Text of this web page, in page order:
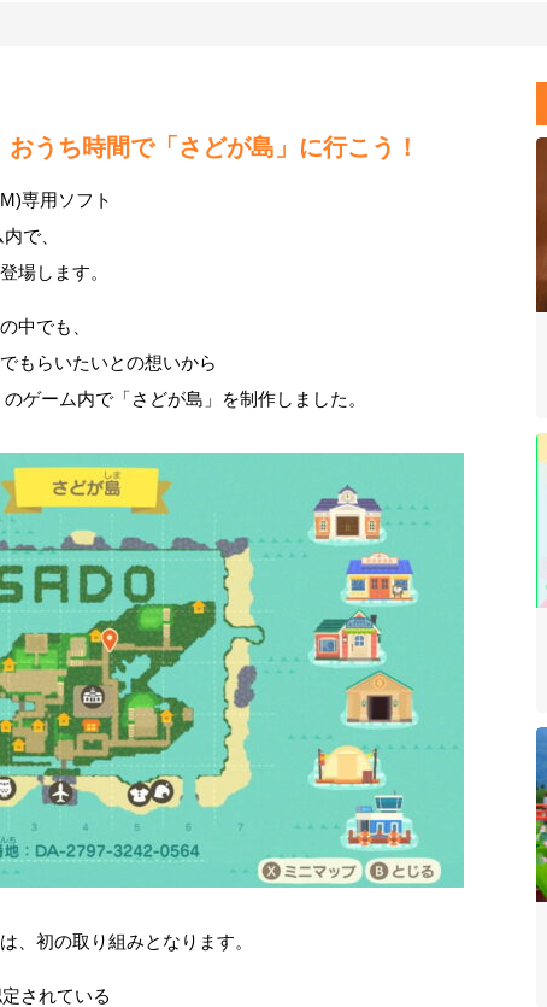
うち時間で「さどが島」に行こう！
専用ソフト
で、
場します。
中でも、
もらいたいとの想いから
ゲーム内で「さどが島」を制作しました。
、初の取り組みとなります。
されている